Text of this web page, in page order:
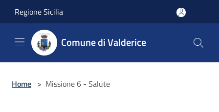
Regione Sicilia
Comune di Valderice
Home > Missione 6 - Salute